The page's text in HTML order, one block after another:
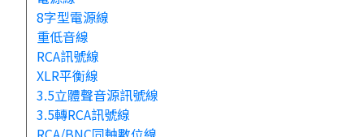
8字型電源線
重低音線
RCA訊號線
XLR平衡線
3.5立體聲音源訊號線
3.5轉RCA訊號線